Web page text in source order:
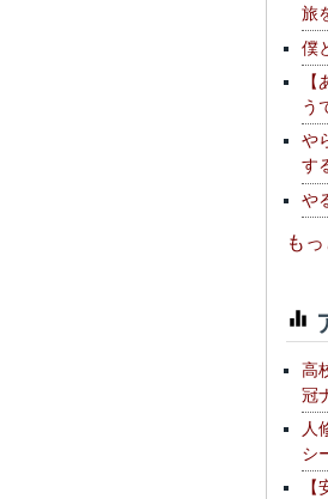
旅
僕
う
や
す
や
も
高
冠
人
シ